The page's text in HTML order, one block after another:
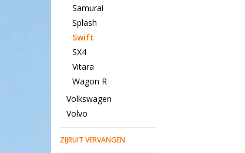
Samurai
Splash
Swift
SX4
Vitara
Wagon R
Volkswagen
Volvo
ZIJRUIT VERVANGEN